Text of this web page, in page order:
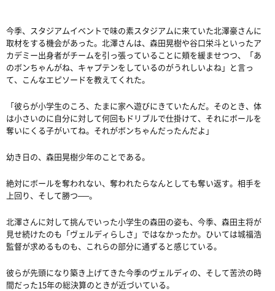
今季、スタジアムイベントで味の素スタジアムに来ていた北澤豪さんに
取材をする機会があった。北澤さんは、森田晃樹や谷口栄斗といったア
カデミー出身者がチームを引っ張っていることに頬を緩ませつつ、「あ
のボンちゃんがね、キャプテンをしているのがうれしいよね」と言っ
て、こんなエピソードを教えてくれた。
「彼らが小学生のころ、たまに家へ遊びにきていたんだ。そのとき、体
は小さいのに自分に対して何回もドリブルで仕掛けて、それにボールを
奪いにくる子がいてね。それがボンちゃんだったんだよ」
幼き日の、森田晃樹少年のことである。
絶対にボールを奪われない、奪われたらなんとしても奪い返す。相手を
上回り、そして勝つ──。
北澤さんに対して挑んでいった小学生の森田の姿も、今季、森田主将が
見せ続けたのも「ヴェルディらしさ」ではなかったか。ひいては城福浩
監督が求めるものも、これらの部分に通ずると感じている。
彼らが先頭になり築き上げてきた今季のヴェルディの、そして苦渋の時
間だった15年の総決算のときが近づいている。